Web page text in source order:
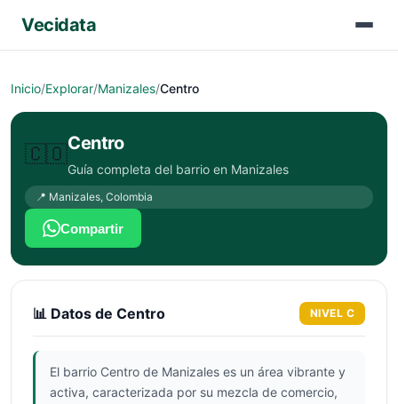
Vecidata
Inicio/Explorar/Manizales/Centro
🇨🇴Centro
Guía completa del barrio en Manizales
📍 Manizales, Colombia
Compartir
📊 Datos de Centro NIVEL C
El barrio Centro de Manizales es un área vibrante y
activa, caracterizada por su mezcla de comercio,